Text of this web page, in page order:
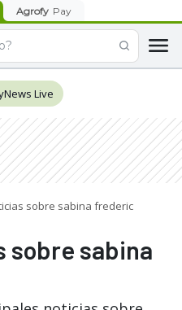
Agrofy Pay
Live
sobre sabina frederic
sobre sabina